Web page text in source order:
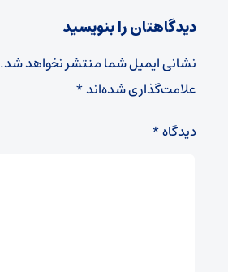
دیدگاهتان را بنویسید
نشانی ایمیل شما منتشر نخواهد شد.
علامت‌گذاری شده‌اند*
دیدگاه*